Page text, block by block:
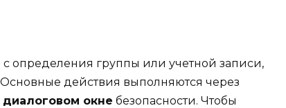
определения группы или учетной записи,
действия выполняются через
диалоговом окне безопасности. Чтобы